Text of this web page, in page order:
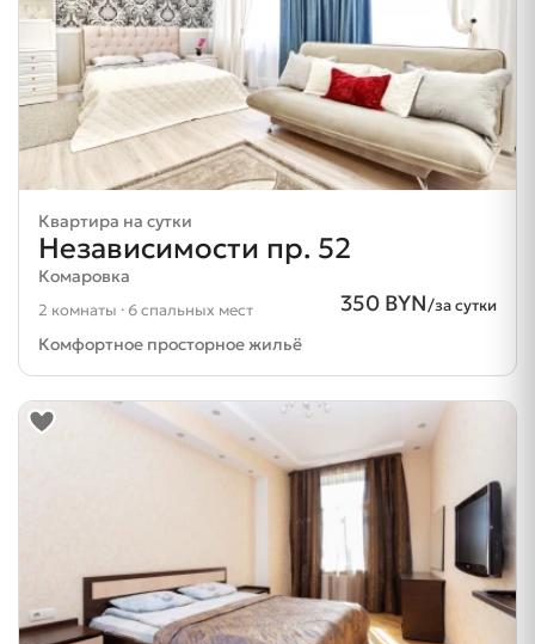
Квартира на сутки
Независимости пр. 52
Комаровка
350 BYN/за сутки
2 комнаты · 6 спальных мест
Комфортное просторное жильё